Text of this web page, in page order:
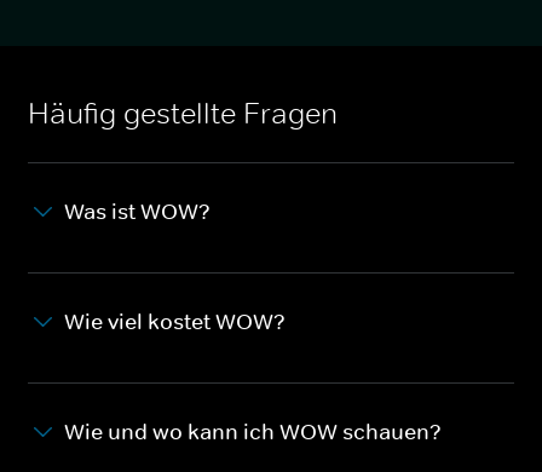
Häufig gestellte Fragen
Was ist WOW?
Wie viel kostet WOW?
Wie und wo kann ich WOW schauen?